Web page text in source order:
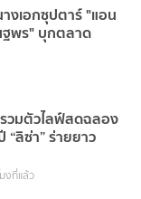
งเอกซุปตาร์ "แอน
พร" บุกตลาด
รวมตัวไลฟ์สดฉลอง
“ลิซ่า” ร่ายยาว
งที่แล้ว